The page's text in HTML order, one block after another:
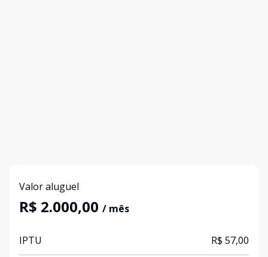
Valor aluguel
R$ 2.000,00 / mês
IPTU R$ 57,00